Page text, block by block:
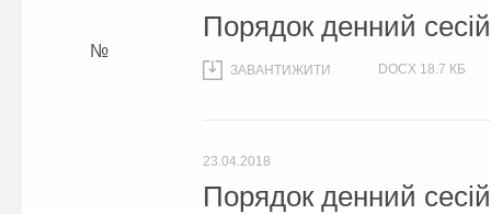
Порядок денний
ЗАВАНТИЖИТИ DOCX 18.7 КБ
23.04.2018
Порядок денний